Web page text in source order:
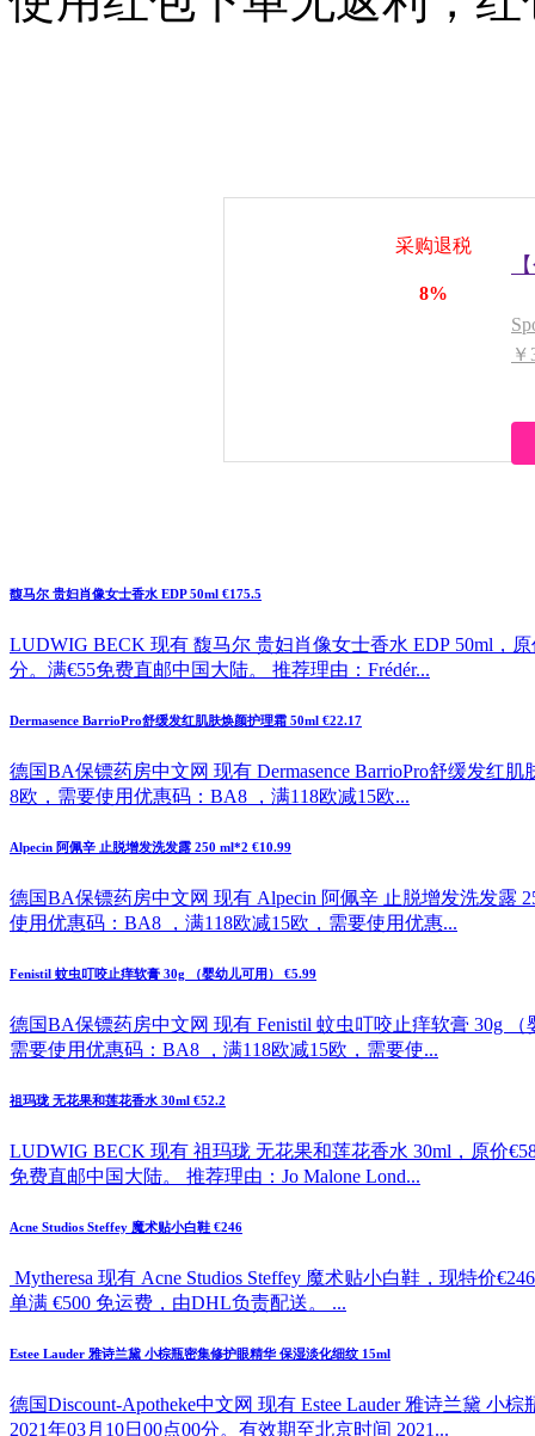
采购退税
8%
馥马尔 贵妇肖像女士香水 EDP 50ml €175.5
LUDWIG BECK 现有 馥马尔 贵妇肖像女士香水 EDP 50ml，
分。满€55免费直邮中国大陆。 推荐理由：Frédér...
Dermasence BarrioPro舒缓发红肌肤焕颜护理霜 50ml €22.17
德国BA保镖药房中文网 现有 Dermasence BarrioPro舒缓发红
8欧，需要使用优惠码：BA8 ，满118欧减15欧...
Alpecin 阿佩辛 止脱增发洗发露 250 ml*2 €10.99
德国BA保镖药房中文网 现有 Alpecin 阿佩辛 止脱增发洗发露
使用优惠码：BA8 ，满118欧减15欧，需要使用优惠...
Fenistil 蚊虫叮咬止痒软膏 30g （婴幼儿可用） €5.99
德国BA保镖药房中文网 现有 Fenistil 蚊虫叮咬止痒软膏 30g
需要使用优惠码：BA8 ，满118欧减15欧，需要使...
祖玛珑 无花果和莲花香水 30ml €52.2
LUDWIG BECK 现有 祖玛珑 无花果和莲花香水 30ml，原价
免费直邮中国大陆。 推荐理由：Jo Malone Lond...
Acne Studios Steffey 魔术贴小白鞋 €246
Mytheresa 现有 Acne Studios Steffey 魔术贴小白鞋，现特价
单满 €500 免运费，由DHL负责配送。 ...
Estee Lauder 雅诗兰黛 小棕瓶密集修护眼精华 保湿淡化细纹 15ml
德国Discount-Apotheke中文网 现有 Estee Lauder 雅诗兰黛 小
2021年03月10日00点00分。有效期至北京时间 2021...